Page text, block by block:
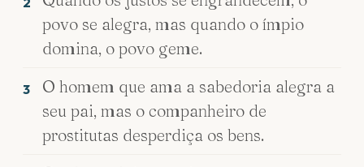
povo se alegra, mas quando o ímpio
domina, o povo geme.
3
O homem que ama a sabedoria alegra a
seu pai, mas o companheiro de
prostitutas desperdiça os bens.